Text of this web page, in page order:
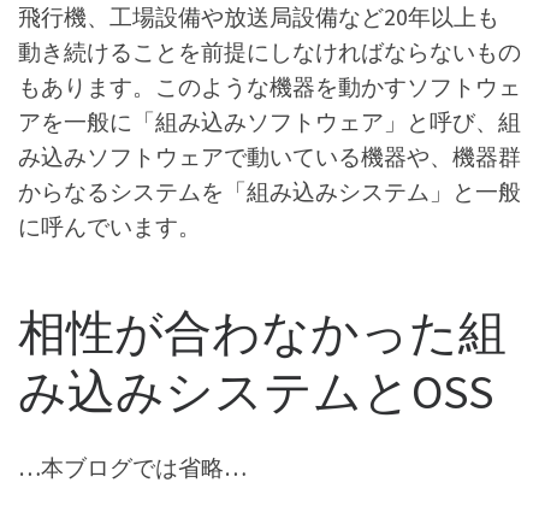
飛行機、工場設備や放送局設備など20年以上も
動き続けることを前提にしなければならないもの
もあります。このような機器を動かすソフトウェ
アを一般に「組み込みソフトウェア」と呼び、組
み込みソフトウェアで動いている機器や、機器群
からなるシステムを「組み込みシステム」と一般
に呼んでいます。
相性が合わなかった組
み込みシステムとOSS
…本ブログでは省略…